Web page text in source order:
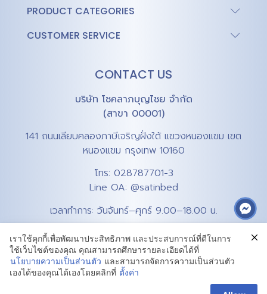
PRODUCT CATEGORIES
CUSTOMER SERVICE
CONTACT US
บริษัท โชคลาภบุญไชย จำกัด
(สาขา 00001)
141 ถนนเลียบคลองภาษีเจริญฝั่งใต้ แขวงหนองแขม เขต
หนองแขม กรุงเทพ 10160
โทร: 028787701-3
Line OA: @satinbed
เวลาทำการ: วันจันทร์–ศุกร์ 9.00–18.00 น.
Privacy PolicyTerms & Conditions
เราใช้คุกกี้เพื่อพัฒนาประสิทธิภาพ และประสบการณ์ที่ดีในการ
ใช้เว็บไซต์ของคุณ คุณสามารถศึกษารายละเอียดได้ที่
นโยบายความเป็นส่วนตัว และสามารถจัดการความเป็นส่วนตัว
เองได้ของคุณได้เองโดยคลิกที่ ตั้งค่า